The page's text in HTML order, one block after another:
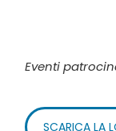
Eventi
SCARICA LA